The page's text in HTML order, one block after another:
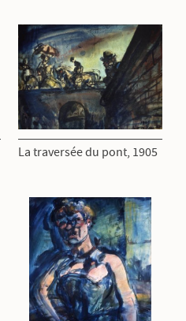
La traversée du pont, 1905